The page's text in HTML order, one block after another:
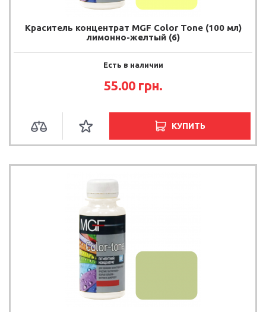
Краситель концентрат MGF Color Tone (100 мл)
лимонно-желтый (6)
Есть в наличии
55.00 грн.
КУПИТЬ